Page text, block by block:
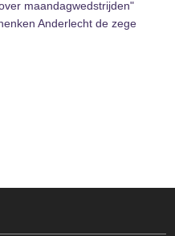
maandagwedstrijden"
Anderlecht de zege